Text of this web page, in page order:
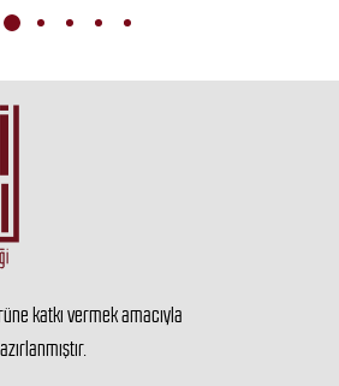
katkı vermek amacıyla